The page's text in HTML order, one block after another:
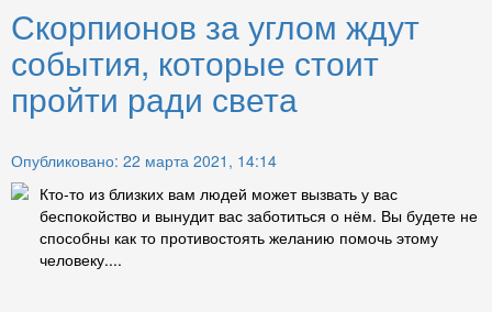
Скорпионов за углом ждут
события, которые стоит
пройти ради света
Опубликовано: 22 марта 2021, 14:14
Кто-то из близких вам людей может вызвать у вас
беспокойство и вынудит вас заботиться о нём. Вы будете не
способны как то противостоять желанию помочь этому
человеку....